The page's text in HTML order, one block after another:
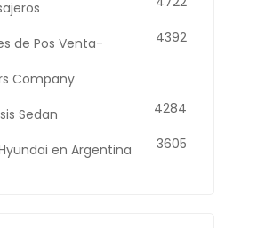
de Pos Venta-
Company
4392
Sedan 4284
en Argentina 3605